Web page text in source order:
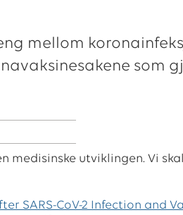
mellom
som
utviklingen. Vi
SARS-CoV-2 Infection and